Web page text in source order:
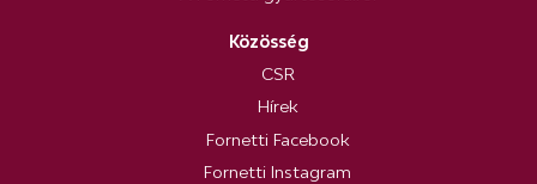
Közösség
CSR
Hírek
Fornetti Facebook
Fornetti Instagram